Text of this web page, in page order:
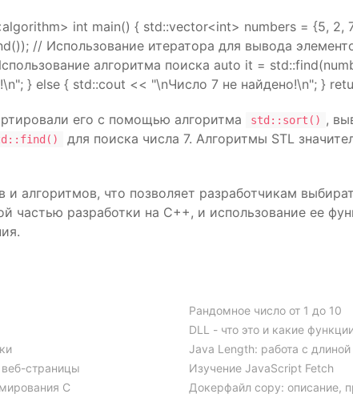
int main() { std::vector<int> numbers = {5, 2,
// Использование итератора для вывода
алгоритма поиска auto it =
} else { std::cout << "\nЧисло 7 не найдено!\n"; }
его с помощью алгоритма std::sort() ,
для поиска числа 7. Алгоритмы STL
алгоритмов, что позволяет разработчикам
частью разработки на C++, и использование ее
страницы
C
Рандомное число от 1 до 10
DLL - что это и какие
Java Length: работа с
Изучение JavaScript Fetch
Докерфайл copy: описание,